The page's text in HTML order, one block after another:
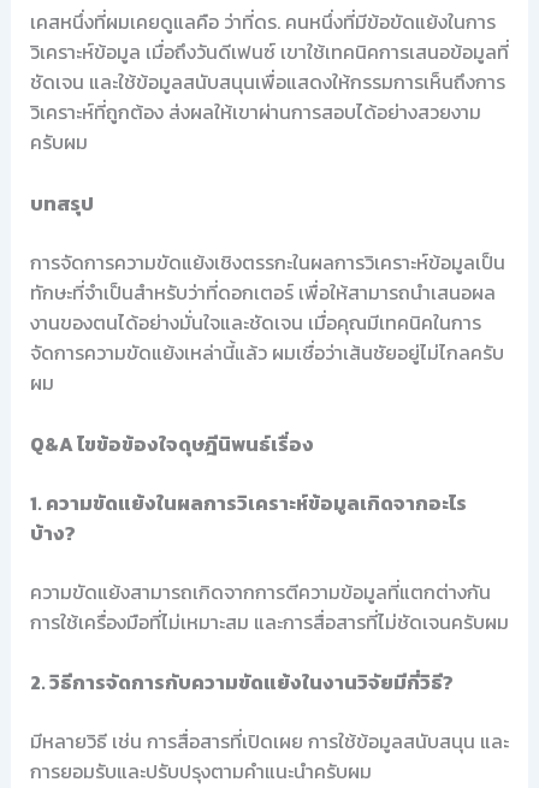
เคสหนึ่งที่ผมเคยดูแลคือ ว่าที่ดร. คนหนึ่งที่มีข้อขัดแย้งในการ
วิเคราะห์ข้อมูล เมื่อถึงวันดีเฟนซ์ เขาใช้เทคนิคการเสนอข้อมูลที่
ชัดเจน และใช้ข้อมูลสนับสนุนเพื่อแสดงให้กรรมการเห็นถึงการ
วิเคราะห์ที่ถูกต้อง ส่งผลให้เขาผ่านการสอบได้อย่างสวยงาม
ครับผม
บทสรุป
การจัดการความขัดแย้งเชิงตรรกะในผลการวิเคราะห์ข้อมูลเป็น
ทักษะที่จำเป็นสำหรับว่าที่ดอกเตอร์ เพื่อให้สามารถนำเสนอผล
งานของตนได้อย่างมั่นใจและชัดเจน เมื่อคุณมีเทคนิคในการ
จัดการความขัดแย้งเหล่านี้แล้ว ผมเชื่อว่าเส้นชัยอยู่ไม่ไกลครับ
ผม
Q&A ไขข้อข้องใจดุษฎีนิพนธ์เรื่อง
1. ความขัดแย้งในผลการวิเคราะห์ข้อมูลเกิดจากอะไร
บ้าง?
ความขัดแย้งสามารถเกิดจากการตีความข้อมูลที่แตกต่างกัน
การใช้เครื่องมือที่ไม่เหมาะสม และการสื่อสารที่ไม่ชัดเจนครับผม
2. วิธีการจัดการกับความขัดแย้งในงานวิจัยมีกี่วิธี?
มีหลายวิธี เช่น การสื่อสารที่เปิดเผย การใช้ข้อมูลสนับสนุน และ
การยอมรับและปรับปรุงตามคำแนะนำครับผม